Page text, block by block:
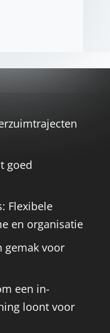
goed
Flexibele
en organisatie
gemak voor
een in-
loont voor